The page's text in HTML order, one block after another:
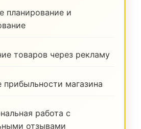
планирование и
товаров через рекламу
прибыльности магазина
работа с
отзывами